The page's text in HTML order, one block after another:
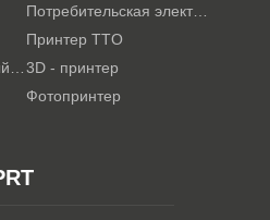
Принтер TTO
3D - принтер
Фотопринтер